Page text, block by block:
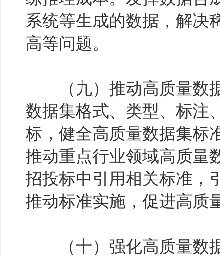
系统等生成的数据，解决
高等问题。
（九）推动高质量数据
数据集格式、类型、标注
标，健全高质量数据集标
推动重点行业领域高质量
招投标中引用相关标准，
推动标准实施，促进高质
（十）强化高质量数据